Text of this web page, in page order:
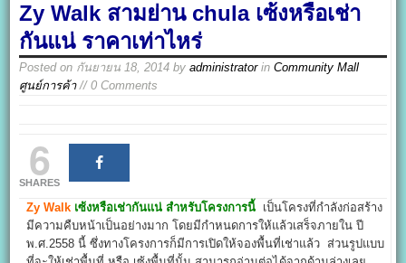
Zy Walk สามย่าน chula เซ้งหรือเช่า
กันแน่ ราคาเท่าไหร่
Posted on กันยายน 18, 2014 byadministratorinCommunity Mall
ศูนย์การค้า// 0 Comments
6
SHARES
Zy Walk เซ้งหรือเช่ากันแน่ สำหรับโครงการนี้ เป็นโครงที่กำลังก่อสร้าง
มีความคืบหน้าเป็นอย่างมาก โดยมีกำหนดการให้แล้วเสร็จภายใน ปี
พ.ศ.2558 นี้ ซึ่งทางโครงการก็มีการเปิดให้จองพื้นที่เช่าแล้ว ส่วนรูปแบบ